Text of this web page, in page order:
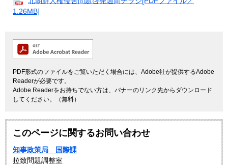
1.26MB]
PDF形式のファイルをご覧いただく場合には、Adobe社が提供するAdobe
Readerが必要です。
Adobe Readerをお持ちでない方は、バナーのリンク先からダウンロード
してください。（無料）
このページに関するお問い合わせ
知事政策局 国際課
拉致問題調整室